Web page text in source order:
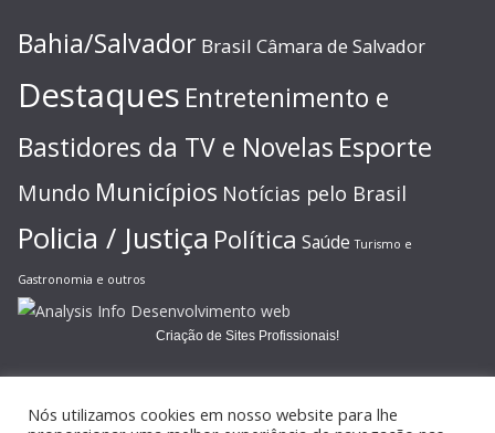
Bahia/Salvador Brasil Câmara de Salvador
Destaques Entretenimento e
Bastidores da TV e Novelas Esporte
Mundo Municípios Notícias pelo Brasil
Policia / Justiça Política Saúde Turismo e
Gastronomia e outros
Criação de Sites Profissionais!
Nós utilizamos cookies em nosso website para lhe